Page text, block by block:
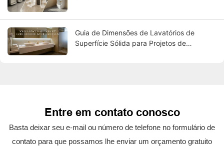
Guia de Dimensões de Lavatórios de
Superfície Sólida para Projetos de
Entre em contato conosco
Basta deixar seu e-mail ou número de telefone no formulário de
contato para que possamos lhe enviar um orçamento gratuito